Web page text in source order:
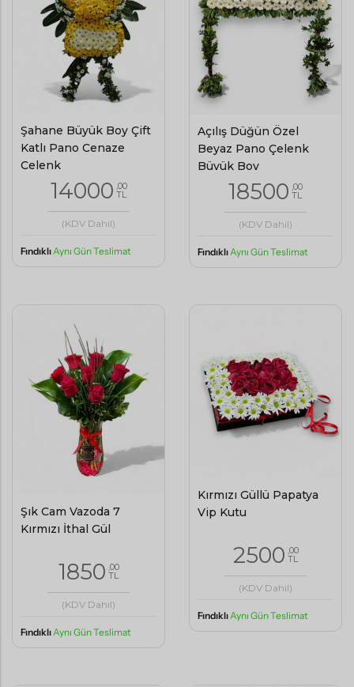
Şahane Büyük Boy Çift
Katlı Pano Cenaze
Çelenk
14000 ,00
TL
(KDV Dahil)
Fındıklı Aynı Gün Teslimat
Açılış Düğün Özel
Beyaz Pano Çelenk
Büyük Boy
18500 ,00
TL
(KDV Dahil)
Fındıklı Aynı Gün Teslimat
Şık Cam Vazoda 7
Kırmızı İthal Gül
1850 ,00
TL
(KDV Dahil)
Fındıklı Aynı Gün Teslimat
Kırmızı Güllü Papatya
Vip Kutu
2500 ,00
TL
(KDV Dahil)
FındıklıAynı Gün Teslimat